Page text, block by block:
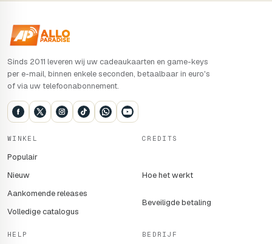
Sinds 2011 leveren wij uw cadeaukaarten en game-keys
per e-mail, binnen enkele seconden, betaalbaar in euro's
of via uw telefoonabonnement.
WINKEL
Populair
Nieuw
Aankomende releases
Volledige catalogus
CREDITS
Hoe het werkt
Beveiligde betaling
HELP BEDRIJF